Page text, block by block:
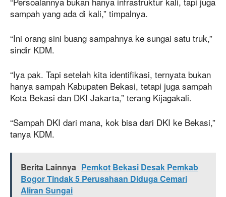
sampah yang ada di kali,” timpalnya.
“Ini orang sini buang sampahnya ke sungai satu truk,”
sindir KDM.
“Iya pak. Tapi setelah kita identifikasi, ternyata bukan
hanya sampah Kabupaten Bekasi, tetapi juga sampah
Kota Bekasi dan DKI Jakarta,” terang Kijagakali.
“Sampah DKI dari mana, kok bisa dari DKI ke Bekasi,”
tanya KDM.
Berita Lainnya Pemkot Bekasi Desak Pemkab
Bogor Tindak 5 Perusahaan Diduga Cemari
Aliran Sungai